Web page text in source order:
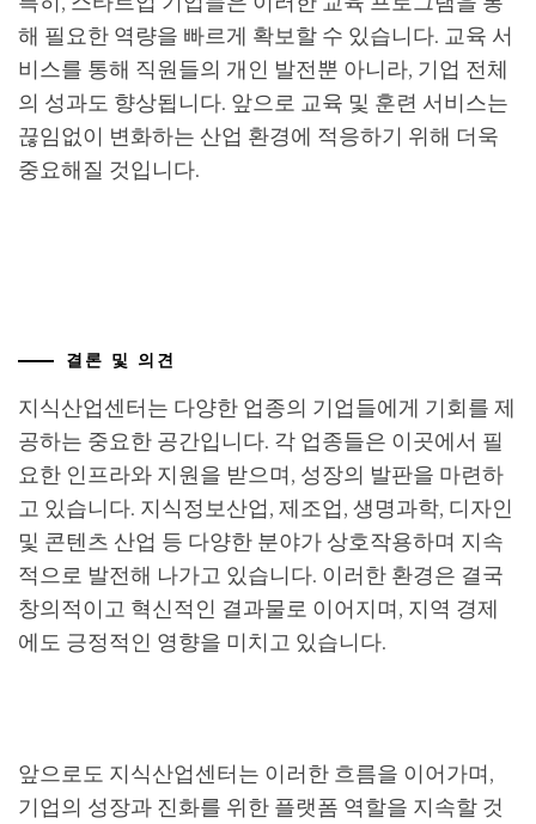
해 필요한 역량을 빠르게 확보할 수 있습니다. 교육 서
비스를 통해 직원들의 개인 발전뿐 아니라, 기업 전체
의 성과도 향상됩니다. 앞으로 교육 및 훈련 서비스는
끊임없이 변화하는 산업 환경에 적응하기 위해 더욱
중요해질 것입니다.
결론 및 의견
지식산업센터는 다양한 업종의 기업들에게 기회를 제
공하는 중요한 공간입니다. 각 업종들은 이곳에서 필
요한 인프라와 지원을 받으며, 성장의 발판을 마련하
고 있습니다. 지식정보산업, 제조업, 생명과학, 디자인
및 콘텐츠 산업 등 다양한 분야가 상호작용하며 지속
적으로 발전해 나가고 있습니다. 이러한 환경은 결국
창의적이고 혁신적인 결과물로 이어지며, 지역 경제
에도 긍정적인 영향을 미치고 있습니다.
앞으로도 지식산업센터는 이러한 흐름을 이어가며,
기업의 성장과 진화를 위한 플랫폼 역할을 지속할 것